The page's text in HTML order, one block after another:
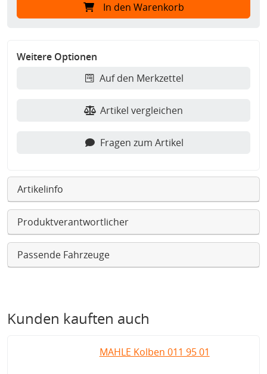
In den Warenkorb
Weitere Optionen
Auf den Merkzettel
Artikel vergleichen
Fragen zum Artikel
Artikelinfo
Produktverantwortlicher
Passende Fahrzeuge
Kunden kauften auch
MAHLE Kolben 011 95 01